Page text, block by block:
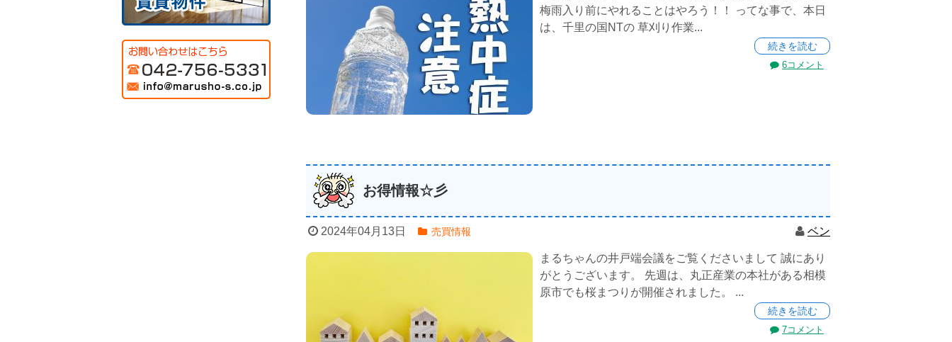
梅雨入り前にやれることはやろう！！ ってな事で、本日
は、千里の国NTの 草刈り作業...
続きを読む
6コメント
お得情報☆彡
2024年04月13日 売買情報 ベン
まるちゃんの井戸端会議をご覧くださいまして 誠にあり
がとうございます。 先週は、丸正産業の本社がある相模
原市でも桜まつりが開催されました。 ...
続きを読む
7コメント